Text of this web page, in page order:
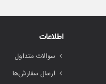
اطلاعات
سوالات متداول
ارسال سفارش‌ها